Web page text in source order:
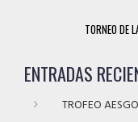
TORNEO DE
ENTRADAS
TROFEO